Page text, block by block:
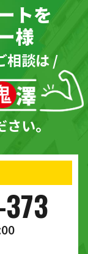
トを
様
相談は /
い。